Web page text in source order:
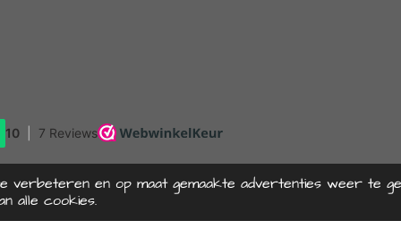
verbeteren en op maat gemaakte advertenties weer te
alle cookies.